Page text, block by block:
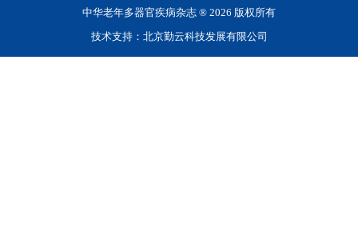
中华老年多器官疾病杂志 ® 2026 版权所有
技术支持：北京勤云科技发展有限公司